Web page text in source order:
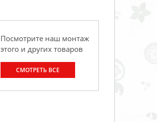
Посмотрите наш монтаж
этого и других товаров
СМОТРЕТЬ ВСЕ